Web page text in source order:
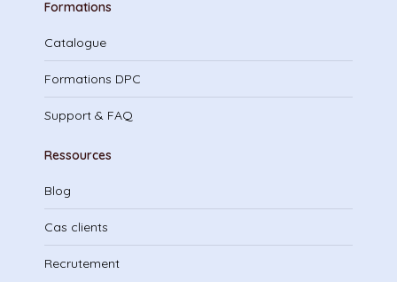
Formations
Catalogue
Formations DPC
Support & FAQ
Ressources
Blog
Cas clients
Recrutement